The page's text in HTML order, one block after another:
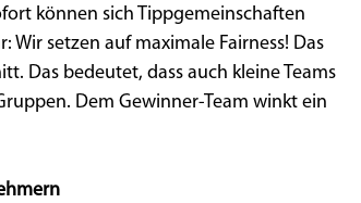
können sich Tippgemeinschaften
Wir setzen auf maximale Fairness! Das
Das bedeutet, dass auch kleine Teams
Dem Gewinner-Team winkt ein